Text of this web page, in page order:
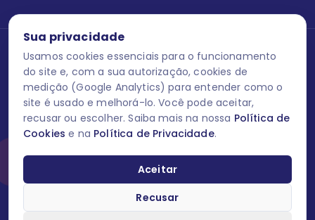
Sua privacidade
Usamos cookies essenciais para o funcionamento
do site e, com a sua autorização, cookies de
medição (Google Analytics) para entender como o
site é usado e melhorá-lo. Você pode aceitar,
recusar ou escolher. Saiba mais na nossa Política de
Cookies e na Política de Privacidade.
Aceitar
Recusar
Se estiver no programa semprecuidando, comunique aquiuma
reação adversa com os produtos Servier. Este site contém
informações para o público leigo e para os profissionais de saúde
do Brasil habilitados a prescrever medicamentos. M-AS ONE-BR-
202606-00013 / Agosto 2026.
O laboratório Servier do Brasil respeita os seus dados! Caso deseje
dados pessoais você pode fazê-lo a qualquer momento entrando
em contato através do site www.semprecuidando.com.br na opção
fale conosco.